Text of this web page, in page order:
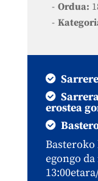
Ordua:
erostea
egongo